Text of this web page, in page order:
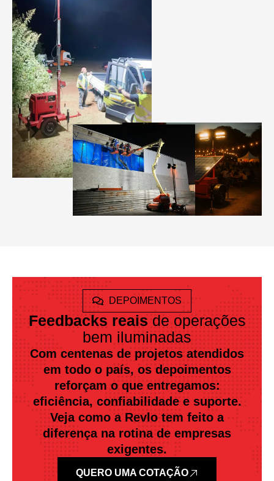
DEPOIMENTOS
Feedbacks reaisde operações
bem iluminadas
Com centenas de projetos atendidos
em todo o país, os depoimentos
reforçam o que entregamos:
eficiência, confiabilidade e suporte.
Veja como a Revlo tem feito a
diferença na rotina de empresas
exigentes.
QUERO UMA COTAÇÃO